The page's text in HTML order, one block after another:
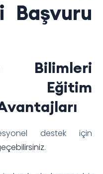
Başvuru
Bilimleri
Eğitim
destek için
.